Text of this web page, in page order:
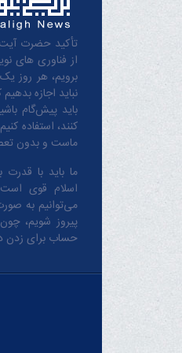
تأکید حضرت آیت
از فناوری های
برویم، هر روز
نباید اجازه
باید پیش‌گام
کنند، استفاده
ماست و بدون
ما باید با
اسلام قوی
می‌توانیم به
پیروز شویم،
حساب برای زدن